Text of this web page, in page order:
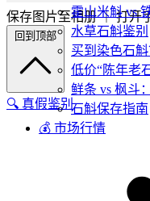
霍山米斛 vs
水草石斛鉴别
买到染色石
低价“陈年老
鲜条 vs 枫斗
石斛保存指南
💰 市场行情
保存图片至相册 ｜ 打开
回到顶部
🔍 真假鉴别